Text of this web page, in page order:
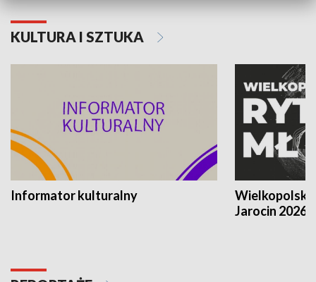
KULTURA I SZTUKA
Informator kulturalny
Jarocin 2026